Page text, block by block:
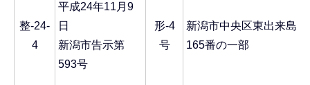
整-24-
4
平成24年11月9
日
新潟市告示第
593号
形-4
号
新潟市中央区東出来島
165番の一部